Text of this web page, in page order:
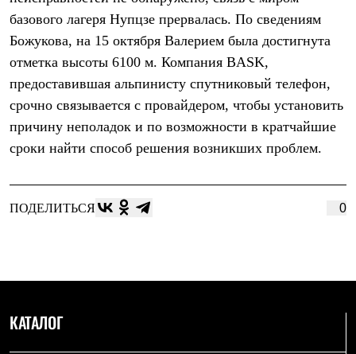
Термобелье
Теплое термобелье
Среднее термобелье
Легкое термобелье
Лёгкая одежда
Футболки
Рубашки
Толстовки
Брюки
Куртки
Брюки
Куртки
Софтшелл одежда
базового лагеря Нупцзе прервалась. По сведениям
Божукова, на 15 октября Валерием была достигнута
отметка высоты 6100 м. Компания BASK,
предоставившая альпинисту спутниковый телефон,
срочно связывается с провайдером, чтобы установить
причину неполадок и по возможности в кратчайшие
сроки найти способ решения возникших проблем.
ПОДЕЛИТЬСЯ 0
КАТАЛОГ